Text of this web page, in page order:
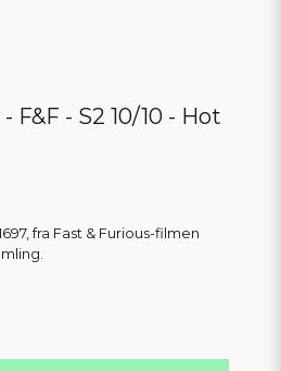
F&F - S2 10/10 - Hot
fra Fast & Furious-filmen